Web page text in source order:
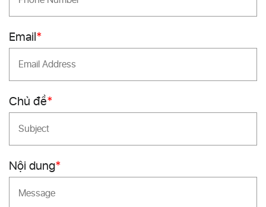
Email*
Chủ đề*
Nội dung*